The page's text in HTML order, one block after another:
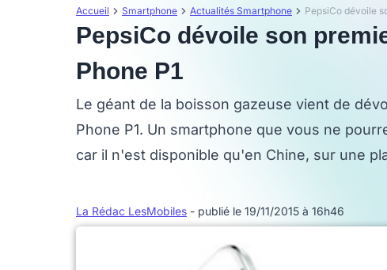
Accueil Smartphone Actualités Smartphone
PepsiCo dévoile son
Phone P1
Le géant de la boisson gazeuse vient de
Phone P1. Un smartphone que vous ne
car il n'est disponible qu'en Chine, sur une
La Rédac LesMobiles - publié le 19/11/2015 à 16h46